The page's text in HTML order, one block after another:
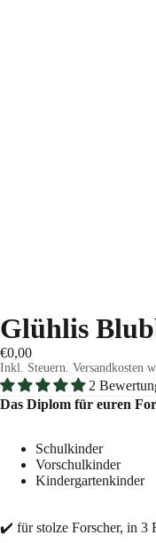
Glühlis
€0,00
Inkl. Steuern. Versandkosten
2
Das Diplom für euren
Schulkinder
Vorschulkinder
Kindergartenkinder
✔️ für stolze Forscher, in 3